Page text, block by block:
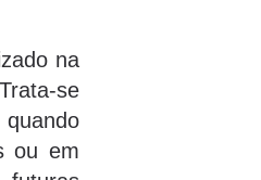
na
se
ou em